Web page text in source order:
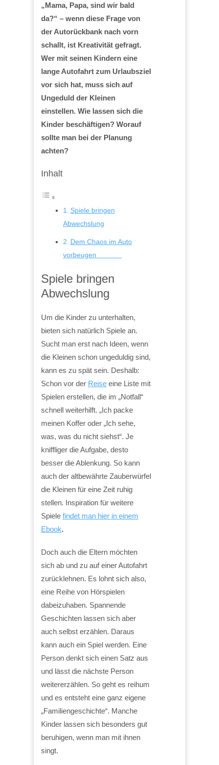
„Mama, Papa, sind wir bald
da?“ – wenn diese Frage von
der Autorückbank nach vorn
schallt, ist Kreativität gefragt.
Wer mit seinen Kindern eine
lange Autofahrt zum Urlaubsziel
vor sich hat, muss sich auf
Ungeduld der Kleinen
einstellen. Wie lassen sich die
Kinder beschäftigen? Worauf
sollte man bei der Planung
achten?
Inhalt
Spiele bringen
Abwechslung
Dem Chaos im Auto
vorbeugen
Spiele bringen
Abwechslung
Um die Kinder zu unterhalten,
bieten sich natürlich Spiele an.
Sucht man erst nach Ideen, wenn
die Kleinen schon ungeduldig sind,
kann es zu spät sein. Deshalb:
Schon vor der Reise eine Liste mit
Spielen erstellen, die im „Notfall“
schnell weiterhilft. „Ich packe
meinen Koffer oder „Ich sehe,
was, was du nicht siehst“. Je
kniffliger die Aufgabe, desto
besser die Ablenkung. So kann
auch der altbewährte Zauberwürfel
die Kleinen für eine Zeit ruhig
stellen. Inspiration für weitere
Spiele findet man hier in einem
Ebook.
Doch auch die Eltern möchten
sich ab und zu auf einer Autofahrt
zurücklehnen. Es lohnt sich also,
eine Reihe von Hörspielen
dabeizuhaben. Spannende
Geschichten lassen sich aber
auch selbst erzählen. Daraus
kann auch ein Spiel werden. Eine
Person denkt sich einen Satz aus
und lässt die nächste Person
weitererzählen. So geht es reihum
und es entsteht eine ganz eigene
„Familiengeschichte“. Manche
Kinder lassen sich besonders gut
beruhigen, wenn man mit ihnen
singt.